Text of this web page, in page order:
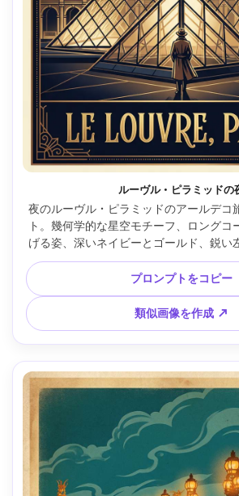
ルーヴル・ピラミッドの
夜のルーヴル・ピラミッドのアールデコ
ト。幾何学的な星空モチーフ、ロングコ
げる姿、深いネイビーとゴールド、鋭い
ョン、金属インク風のシャープな輪郭
「LE LOUVRE, PARIS」と装飾コーナー
トなフレームボーダー、柔らかいシネマ
グ --ar 4:5
プロンプトをコピー
類似画像を作成 ↗